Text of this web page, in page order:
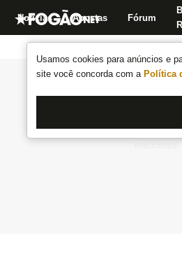
Usamos cookies para anúncios e
site você concorda com a Política
Notícias Apostas Fórum